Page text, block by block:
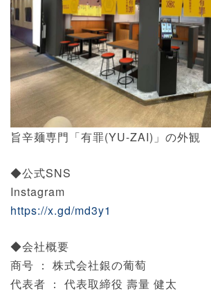
旨辛麺専門「有罪(YU-ZAI)」の外観
◆公式SNS
Instagram
https://x.gd/md3y1
◆会社概要
商号 ： 株式会社銀の葡萄
代表者 ： 代表取締役 壽量 健太